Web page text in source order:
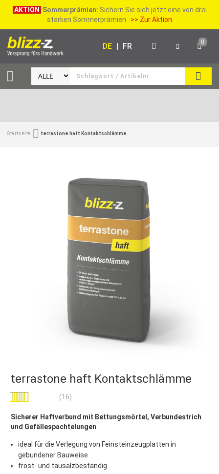
AKTION Sommerprämien: Sichern Sie sich jetzt eine von drei
starken Sommerprämien >> Zur Aktion
SUCHE
DE | FR 0
Startseite terrastone haft Kontaktschlämme
terrastone haft Kontaktschlämme
Bewertung: (16)
Sicherer Haftverbund mit Bettungsmörtel, Verbundestrich
und Gefällespachtelungen
ideal für die Verlegung von Feinsteinzeugplatten in
gebundener Bauweise
frost- und tausalzbeständig